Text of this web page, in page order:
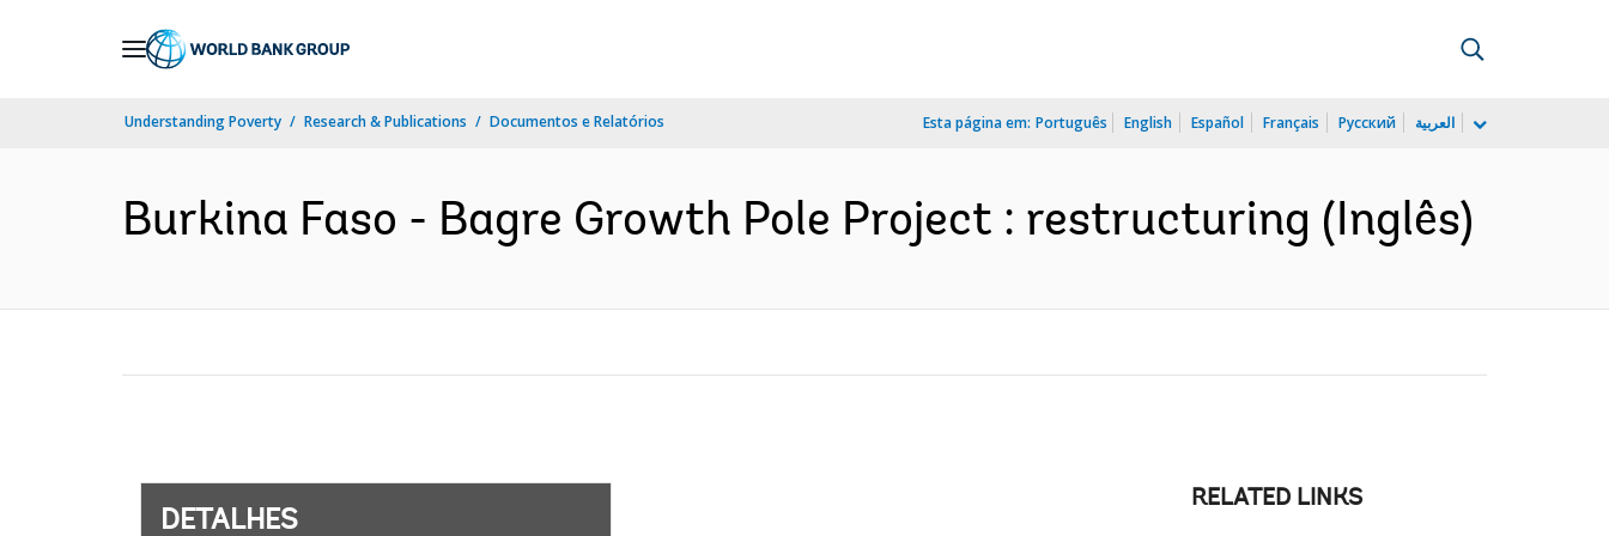
Understanding Poverty Research & Publications Documentos e Relatórios Esta página em: Português English Español Français Русский العربية
Burkina Faso - Bagre Growth Pole Project : restructuring (Inglês)
DETALHES
RELATED LINKS